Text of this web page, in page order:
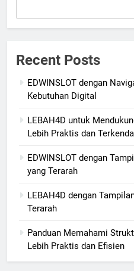
Recent Posts
EDWINSLOT dengan
Kebutuhan Digital
LEBAH4D untuk
Lebih Praktis dan
EDWINSLOT dengan
yang Terarah
LEBAH4D dengan
Terarah
Panduan Memahami
Lebih Praktis dan Efisien